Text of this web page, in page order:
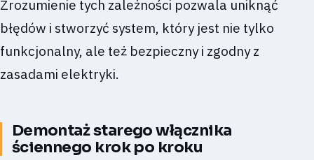
Zrozumienie tych zależności pozwala uniknąć
błędów i stworzyć system, który jest nie tylko
funkcjonalny, ale też bezpieczny i zgodny z
zasadami elektryki.
Demontaż starego włącznika
ściennego krok po kroku